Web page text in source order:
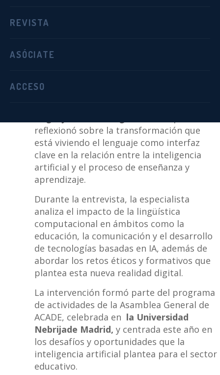
REVISTA
ASÓCIATE
ACCESO
doctora en Ciencia Cognitiva y directora del
Universidad Nebrija, tras su participación
en la
Keidel impartió la ponencia titulada
reflexionó sobre la transformación que
está viviendo el lenguaje como interfaz
clave en la relación entre la inteligencia
artificial y el proceso de enseñanza y
aprendizaje.
Durante la entrevista, la especialista
analiza el impacto de la lingüística
computacional en ámbitos como la
educación, la comunicación y el desarrollo
de tecnologías basadas en IA, además de
abordar los retos éticos y formativos que
plantea esta nueva realidad digital.
La intervención formó parte del programa
de actividades de la Asamblea General de
ACADE, celebrada en la Universidad
Nebrijade Madrid, y centrada este año en
los desafíos y oportunidades que la
inteligencia artificial plantea para el sector
educativo.